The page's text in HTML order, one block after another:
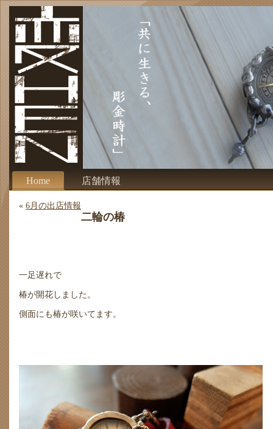
Home 店舗情報
« 6月の出店情報
二輪の椿
一足遅れで
椿が開花しました。
側面にも椿が咲いてます。